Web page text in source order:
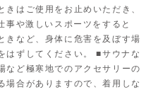
きはご使用をお止めいただき、
や激しいスポーツをすると
きなど、身体に危害を及ぼす場
はずしてください。 ■サウナな
など極寒地でのアクセサリーの
場合がありますので、着用しな